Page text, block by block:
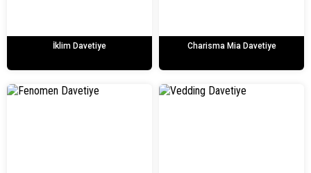
İklim Davetiye Charisma Mia Davetiye